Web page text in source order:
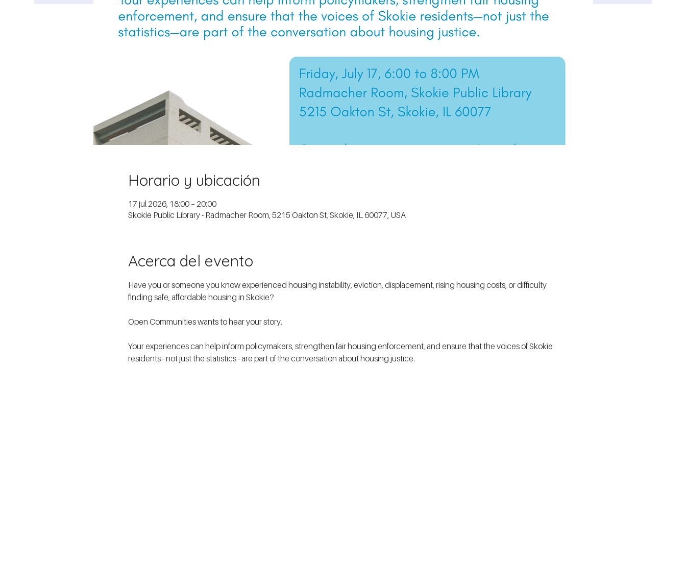
Horario y ubicación
17 jul 2026, 18:00 – 20:00
Skokie Public Library - Radmacher Room, 5215 Oakton St, Skokie, IL 60077, USA
Acerca del evento
Have you or someone you know experienced housing instability, eviction, displacement, rising housing costs, or difficulty
finding safe, affordable housing in Skokie?
Open Communities wants to hear your story.
Your experiences can help inform policymakers, strengthen fair housing enforcement, and ensure that the voices of Skokie
residents - not just the statistics - are part of the conversation about housing justice.